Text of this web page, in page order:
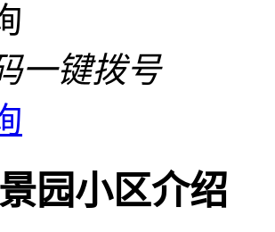
一键拨号
园小区介绍